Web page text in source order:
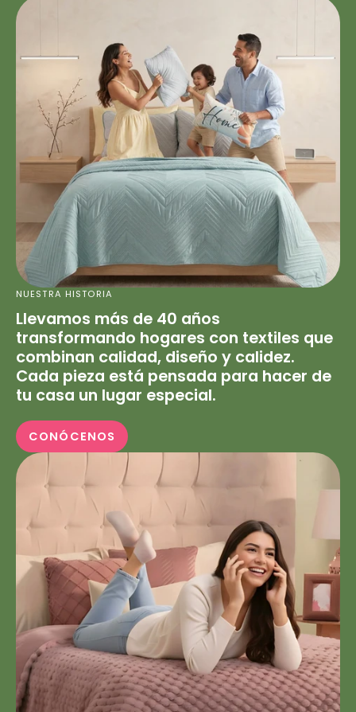
NUESTRA HISTORIA
Llevamos más de 40 años
transformando hogares con textiles que
combinan calidad, diseño y calidez.
Cada pieza está pensada para hacer de
tu casa un lugar especial.
CONÓCENOS